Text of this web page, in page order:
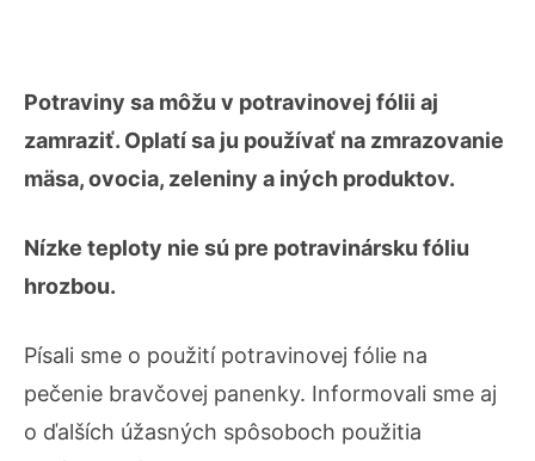
Potraviny sa môžu v potravinovej fólii aj
zamraziť. Oplatí sa ju používať na zmrazovanie
mäsa, ovocia, zeleniny a iných produktov.
Nízke teploty nie sú pre potravinársku fóliu
hrozbou.
Písali sme o použití potravinovej fólie na
pečenie bravčovej panenky. Informovali sme aj
o ďalších úžasných spôsoboch použitia